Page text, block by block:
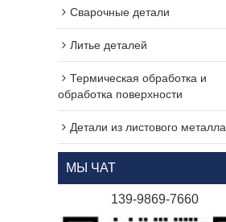
Сварочные детали
Литье деталей
Термическая обработка и
обработка поверхности
Детали из листового металла
МЫ ЧАТ
139-9869-7660